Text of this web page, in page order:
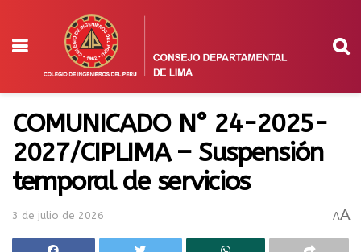
COMUNICADO N° 24-2025-
2027/CIPLIMA – Suspensión
temporal de servicios
3 de julio de 2026 AA